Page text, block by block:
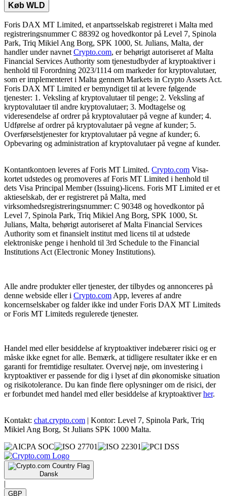
Køb WLD
Foris DAX MT Limited, et anpartsselskab registreret i Malta med
registreringsnummer C 88392 og hovedkontor på Level 7, Spinola
Park, Triq Mikiel Ang Borg, SPK 1000, St. Julians, Malta, der
handler under navnet Crypto.com, er behørigt autoriseret af Malta
Financial Services Authority som tjenestudbyder af kryptoaktiver i
henhold til Forordning 2023/1114 om markeder for kryptovalutaer,
som er implementeret i Malta gennem Markets in Crypto Assets Act.
Foris DAX MT Limited er bemyndiget til at levere følgende
tjenester: 1. Veksling af kryptovalutaer til penge; 2. Veksling af
kryptovalutaer til andre kryptovalutaer; 3. Modtagelse og
videresendelse af ordrer på kryptovalutaer på vegne af kunder; 4.
Udførelse af ordrer på kryptovalutaer på vegne af kunder; 5.
Overførselstjenester for kryptovalutaer på vegne af kunder; 6.
Opbevaring og administration af kryptovalutaer på vegne af kunder.
Kontantkontoen leveres af Foris MT Limited. Crypto.com Visa-
kortet udstedes og promoveres af Foris MT Limited i henhold til
dets Visa Principal Member (Issuing)-licens. Foris MT Limited er et
aktieselskab, der er registreret på Malta, med
virksomhedsregistreringsnummer: C 90348 og hovedkontor på
Level 7, Spinola Park, Triq Mikiel Ang Borg, SPK 1000, St.
Julians, Malta, behørigt autoriseret af Malta Financial Services
Authority som et finansielt institut med licens til at udstede
elektroniske penge i henhold til 3rd Schedule to the Financial
Institutions Act (Electronic Money Institutions).
Alle andre produkter eller tjenester, der tilbydes og annonceres på
denne webside eller i Crypto.com App, leveres af andre
koncernselskaber og falder ikke ind under Foris DAX MT Limiteds
or Foris MT Limiteds regulerede tjenester.
Handel med eller besiddelse af kryptoaktiver indebærer risici og er
måske ikke egnet for alle. Bemærk, at tidligere resultater ikke er en
garanti for fremtidige resultater. Overvej nøje, om investering i
kryptoaktiver er passende for dig i lyset af din økonomiske situation
og risikotolerance. Du kan finde flere oplysninger om de risici, der
er forbundet med handel med eller besiddelse af kryptoaktiverher.
Kontakt: chat.crypto.com | Kontor: Level 7, Spinola Park, Triq
Mikiel Ang Borg, St Julians SPK 1000 Malta.
Dansk
|
GBP